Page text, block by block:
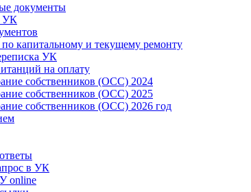
документы
УК
капитальному и текущему ремонту
УК
на оплату
собственников (ОСС) 2024
собственников (ОСС) 2025
собственников (ОСС) 2026 год
в УК
online